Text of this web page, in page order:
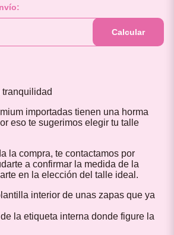
Calcular
importadas tienen una horma
eso te sugerimos elegir tu talle
la compra, te contactamos por
a confirmar la medida de la
en la elección del talle ideal.
interior de unas zapas que ya
la etiqueta interna donde figure la